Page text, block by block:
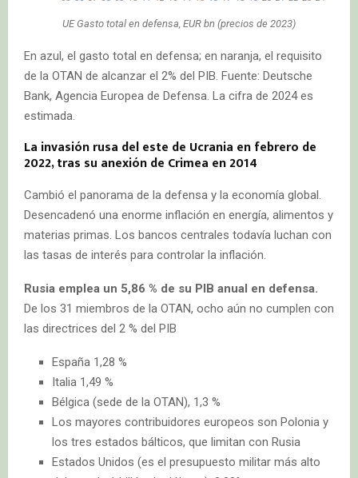
UE Gasto total en defensa, EUR bn (precios de 2023)
En azul, el gasto total en defensa; en naranja, el requisito
de la OTAN de alcanzar el 2% del PIB. Fuente: Deutsche
Bank, Agencia Europea de Defensa. La cifra de 2024 es
estimada.
La invasión rusa del este de Ucrania en febrero de
2022, tras su anexión de Crimea en 2014
Cambió el panorama de la defensa y la economía global.
Desencadenó una enorme inflación en energía, alimentos y
materias primas. Los bancos centrales todavía luchan con
las tasas de interés para controlar la inflación.
Rusia emplea un 5,86 % de su PIB anual en defensa.
De los 31 miembros de la OTAN, ocho aún no cumplen con
las directrices del 2 % del PIB
España 1,28 %
Italia 1,49 %
Bélgica (sede de la OTAN), 1,3 %
Los mayores contribuidores europeos son Polonia y
los tres estados bálticos, que limitan con Rusia
Estados Unidos (es el presupuesto militar más alto